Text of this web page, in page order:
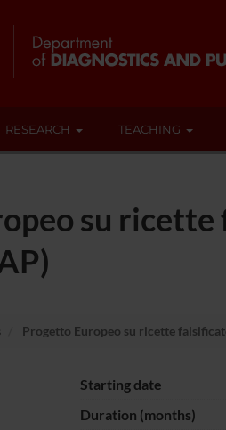
RESEARCH TEACHING
su ricette
Progetto Europeo su ricette
Starting date
Duration (months)